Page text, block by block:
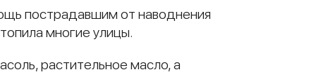
пострадавшим от наводнения
многие улицы.
растительное масло, а